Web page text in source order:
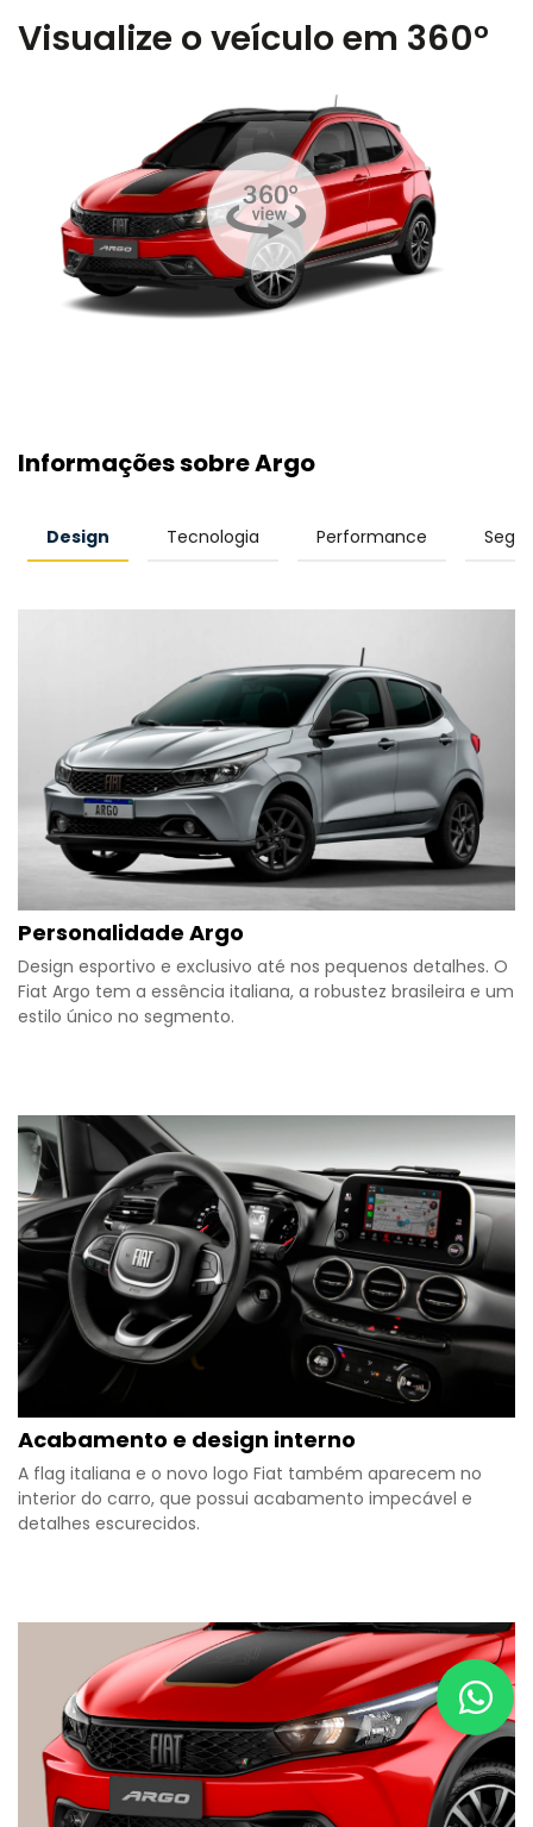
Visualize o veículo em 360°
Informações sobre Argo
Design Tecnologia Performance
Personalidade Argo
Design esportivo e exclusivo até nos pequenos detalhes. O
Fiat Argo tem a essência italiana, a robustez brasileira e um
estilo único no segmento.
Acabamento e design interno
A flag italiana e o novo logo Fiat também aparecem no
interior do carro, que possui acabamento impecável e
detalhes escurecidos.